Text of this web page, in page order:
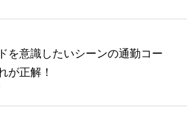
を意識したいシーンの通勤コー
が正解！